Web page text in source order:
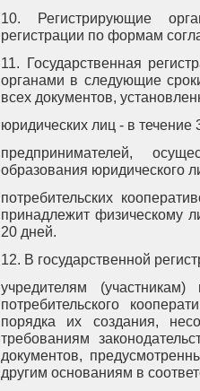
10. Регистрирующие
регистрации по формам
11. Государственная
органами в следующие
всех документов,
юридических лиц - в течение
предпринимателей,
образования юридического
потребительских
принадлежит физическому
20 дней.
12. В государственной
учредителям
потребительского
порядка их создания,
требованиям
документов,
другим основаниям в